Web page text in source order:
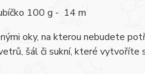
100 g - 14 m
oky, na kterou nebudete
šál či sukní, které vytvoříte